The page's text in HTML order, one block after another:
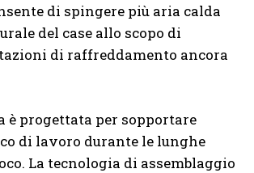
di spingere più aria calda
del case allo scopo di
di raffreddamento ancora
è progettata per sopportare
di lavoro durante le lunghe
La tecnologia di assemblaggio